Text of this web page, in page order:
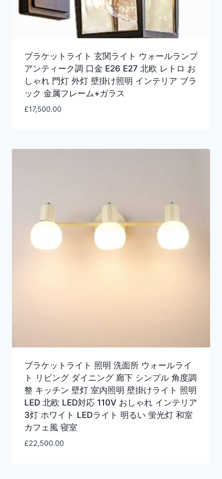
ブラケットライト 玄関ライト ウォールランプ
アンティーク調 口金 E26 E27 北欧 レトロ お
しゃれ 門灯 外灯 壁掛け照明 インテリア ブラ
ック 金属フレーム+ガラス
£17,500.00
ブラケットライト 照明 洗面所 ウォールライ
ト リビング ダイニング 廊下 シンプル 角度調
整 キッチン 壁灯 室内照明 壁掛けライト 照明
LED 北欧 LED対応 110V おしゃれ インテリア
3灯 ホワイト LEDライト 明るい 蛍光灯 和室
カフェ風 寝室
£22,500.00